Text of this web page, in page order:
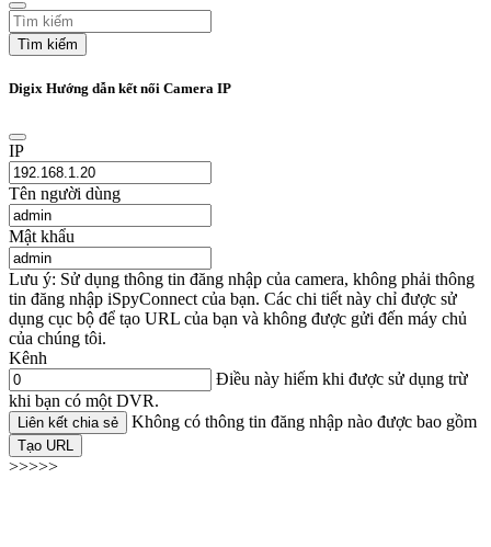
Tìm kiếm
Digix Hướng dẫn kết nối Camera IP
IP
Tên người dùng
Mật khẩu
Lưu ý: Sử dụng thông tin đăng nhập của camera, không phải thông
tin đăng nhập iSpyConnect của bạn. Các chi tiết này chỉ được sử
dụng cục bộ để tạo URL của bạn và không được gửi đến máy chủ
của chúng tôi.
Kênh
Điều này hiếm khi được sử dụng trừ
khi bạn có một DVR.
Liên kết chia sẻ Không có thông tin đăng nhập nào được bao gồm
Tạo URL
>>>>>